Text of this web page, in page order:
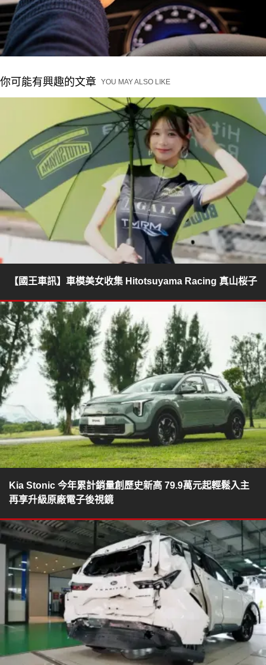
你可能有興趣的文章 YOU MAY ALSO LIKE
【國王車訊】車模美女收集 Hitotsuyama Racing 真山桜子
Kia Stonic 今年累計銷量創歷史新高 79.9萬元起輕鬆入主
再享升級原廠電子後視鏡